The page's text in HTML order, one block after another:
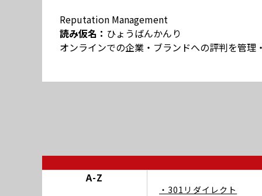
Reputation Management
読み仮名： ひょうばんかんり
オンラインでの企業・ブランドへの評判を管理
A-Z
・301リダイレクト